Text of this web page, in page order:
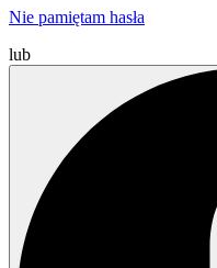
Nie pamiętam hasła
lub